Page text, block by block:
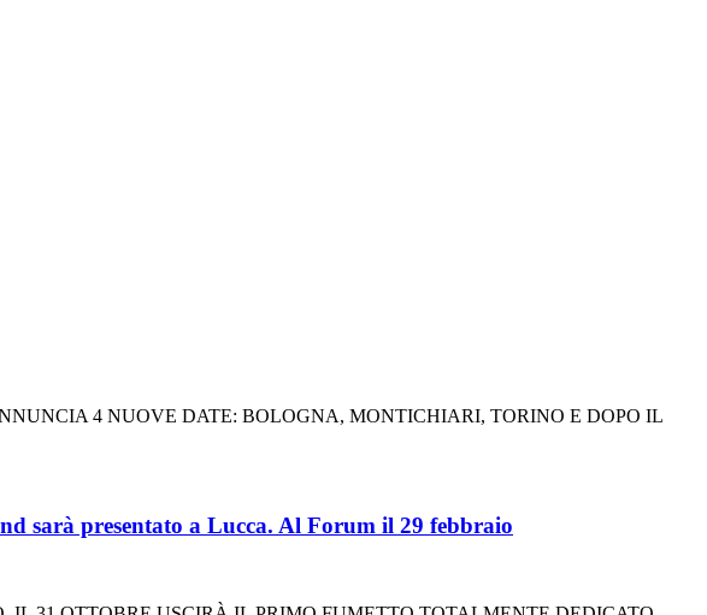
4 NUOVE DATE: BOLOGNA, MONTICHIARI, TORINO E DOPO IL
sarà presentato a Lucca. Al Forum il 29 febbraio